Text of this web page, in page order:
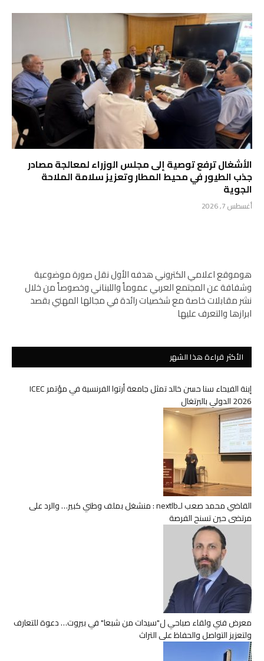
الأشغال ترفع توصية إلى مجلس الوزراء لمعالجة مصادر
جذب الطيور في محيط المطار وتعزيز سلامة الملاحة
الجوية
أغسطس 7, 2026
هوموقع اعلامي الكتروني هدفه الأول نقل صورة موضوعية
وشفافة عن المجتمع العربي عموماً واللبناني وخصوصاً من خلال
نشر مقابلات خاصة مع شخصيات رائدة في مجالها المهني بقصد
ابرازها والتعرف عليها
الأكثر قراءة هذا الشهر
إبنة الفيحاء سنا حسن خالد تمثل جامعة أرتوا الفرنسية في مؤتمر ICEC
2026 الدولي بالبرتغال
القاضي محمد صعب لـnextlb : منشغل بملف وطني كبير… والرد على
مرتضى حين تسنح الفرصة
معرض فني ولقاء صباحي ل"سيدات من شبعا" في بيروت… دعوة للتعارف
ولتعزيز التواصل والحفاظ على التراث